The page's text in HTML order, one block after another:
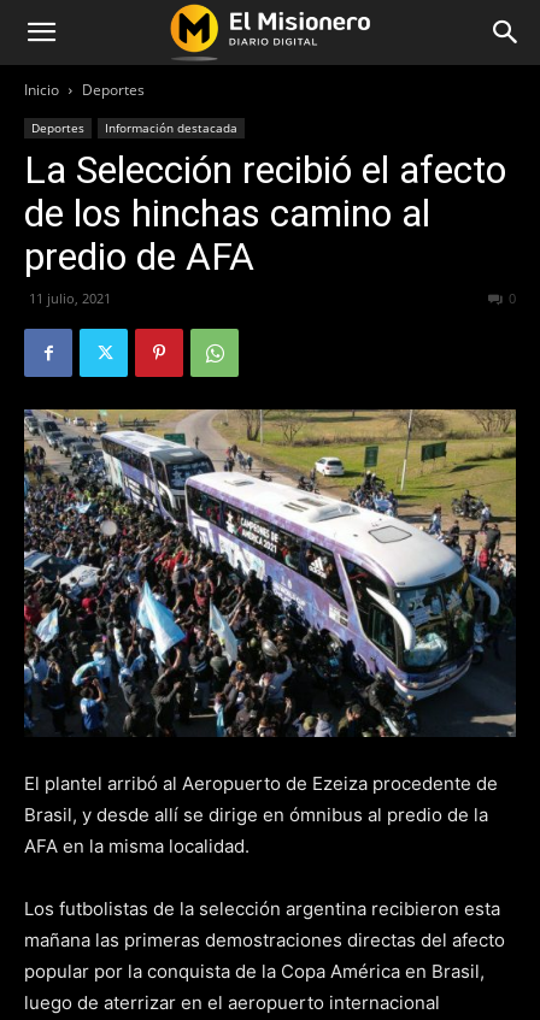
Inicio Deportes
Deportes Información destacada
La Selección recibió el afecto
de los hinchas camino al
predio de AFA
11 julio, 2021 0
El plantel arribó al Aeropuerto de Ezeiza procedente de
Brasil, y desde allí se dirige en ómnibus al predio de la
AFA en la misma localidad.
Los futbolistas de la selección argentina recibieron esta
mañana las primeras demostraciones directas del afecto
popular por la conquista de la Copa América en Brasil,
luego de aterrizar en el aeropuerto internacional